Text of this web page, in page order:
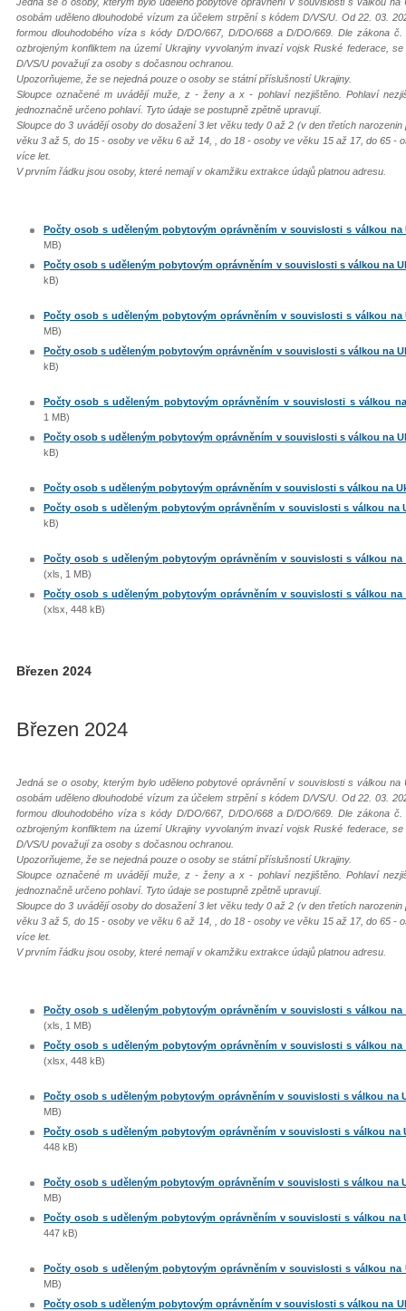
osobám uděleno dlouhodobé vízum za účelem strpění s kódem D/VS/U. Od 22. 03.
formou dlouhodobého víza s kódy D/DO/667, D/DO/668 a D/DO/669. Dle zákona
ozbrojeným konfliktem na území Ukrajiny vyvolaným invazí vojsk Ruské federace,
D/VS/U považují za osoby s dočasnou ochranou.
Upozorňujeme, že se nejedná pouze o osoby se státní příslušností Ukrajiny.
Sloupce označené m uvádějí muže, z - ženy a x - pohlaví nezjištěno. Pohlaví
jednoznačně určeno pohlaví. Tyto údaje se postupně zpětně upravují.
Sloupce do 3 uvádějí osoby do dosažení 3 let věku tedy 0 až 2 (v den třetích
věku 3 až 5, do 15 - osoby ve věku 6 až 14, , do 18 - osoby ve věku 15 až 17, do 65 -
více let.
V prvním řádku jsou osoby, které nemají v okamžiku extrakce údajů platnou adresu.
Počty osob s uděleným pobytovým oprávněním v souvislosti s válkou na
MB)
Počty osob s uděleným pobytovým oprávněním v souvislosti s válkou na
kB)
Počty osob s uděleným pobytovým oprávněním v souvislosti s válkou na
MB)
Počty osob s uděleným pobytovým oprávněním v souvislosti s válkou na
kB)
Počty osob s uděleným pobytovým oprávněním v souvislosti s válkou
1 MB)
Počty osob s uděleným pobytovým oprávněním v souvislosti s válkou na
kB)
Počty osob s uděleným pobytovým oprávněním v souvislosti s válkou na
Počty osob s uděleným pobytovým oprávněním v souvislosti s válkou na
kB)
Počty osob s uděleným pobytovým oprávněním v souvislosti s válkou
(xls, 1 MB)
Počty osob s uděleným pobytovým oprávněním v souvislosti s válkou
(xlsx, 448 kB)
Březen 2024
Březen 2024
Jedná se o osoby, kterým bylo uděleno pobytové oprávnění v souvislosti s válkou
osobám uděleno dlouhodobé vízum za účelem strpění s kódem D/VS/U. Od 22. 03.
formou dlouhodobého víza s kódy D/DO/667, D/DO/668 a D/DO/669. Dle zákona
ozbrojeným konfliktem na území Ukrajiny vyvolaným invazí vojsk Ruské federace,
D/VS/U považují za osoby s dočasnou ochranou.
Upozorňujeme, že se nejedná pouze o osoby se státní příslušností Ukrajiny.
Sloupce označené m uvádějí muže, z - ženy a x - pohlaví nezjištěno. Pohlaví
jednoznačně určeno pohlaví. Tyto údaje se postupně zpětně upravují.
Sloupce do 3 uvádějí osoby do dosažení 3 let věku tedy 0 až 2 (v den třetích
věku 3 až 5, do 15 - osoby ve věku 6 až 14, , do 18 - osoby ve věku 15 až 17, do 65 -
více let.
V prvním řádku jsou osoby, které nemají v okamžiku extrakce údajů platnou adresu.
Počty osob s uděleným pobytovým oprávněním v souvislosti s válkou
(xls, 1 MB)
Počty osob s uděleným pobytovým oprávněním v souvislosti s válkou
(xlsx, 448 kB)
Počty osob s uděleným pobytovým oprávněním v souvislosti s válkou na
MB)
Počty osob s uděleným pobytovým oprávněním v souvislosti s válkou na
448 kB)
Počty osob s uděleným pobytovým oprávněním v souvislosti s válkou na
MB)
Počty osob s uděleným pobytovým oprávněním v souvislosti s válkou na
447 kB)
Počty osob s uděleným pobytovým oprávněním v souvislosti s válkou na
MB)
Počty osob s uděleným pobytovým oprávněním v souvislosti s válkou na